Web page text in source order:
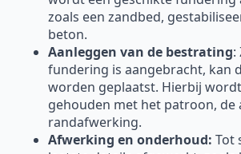
zoals een zandbed,
beton.
Aanleggen van de bestrating:
fundering is aangebracht, kan
worden geplaatst. Hierbij
gehouden met het patroon, de
randafwerking.
Afwerking en onderhoud: Tot